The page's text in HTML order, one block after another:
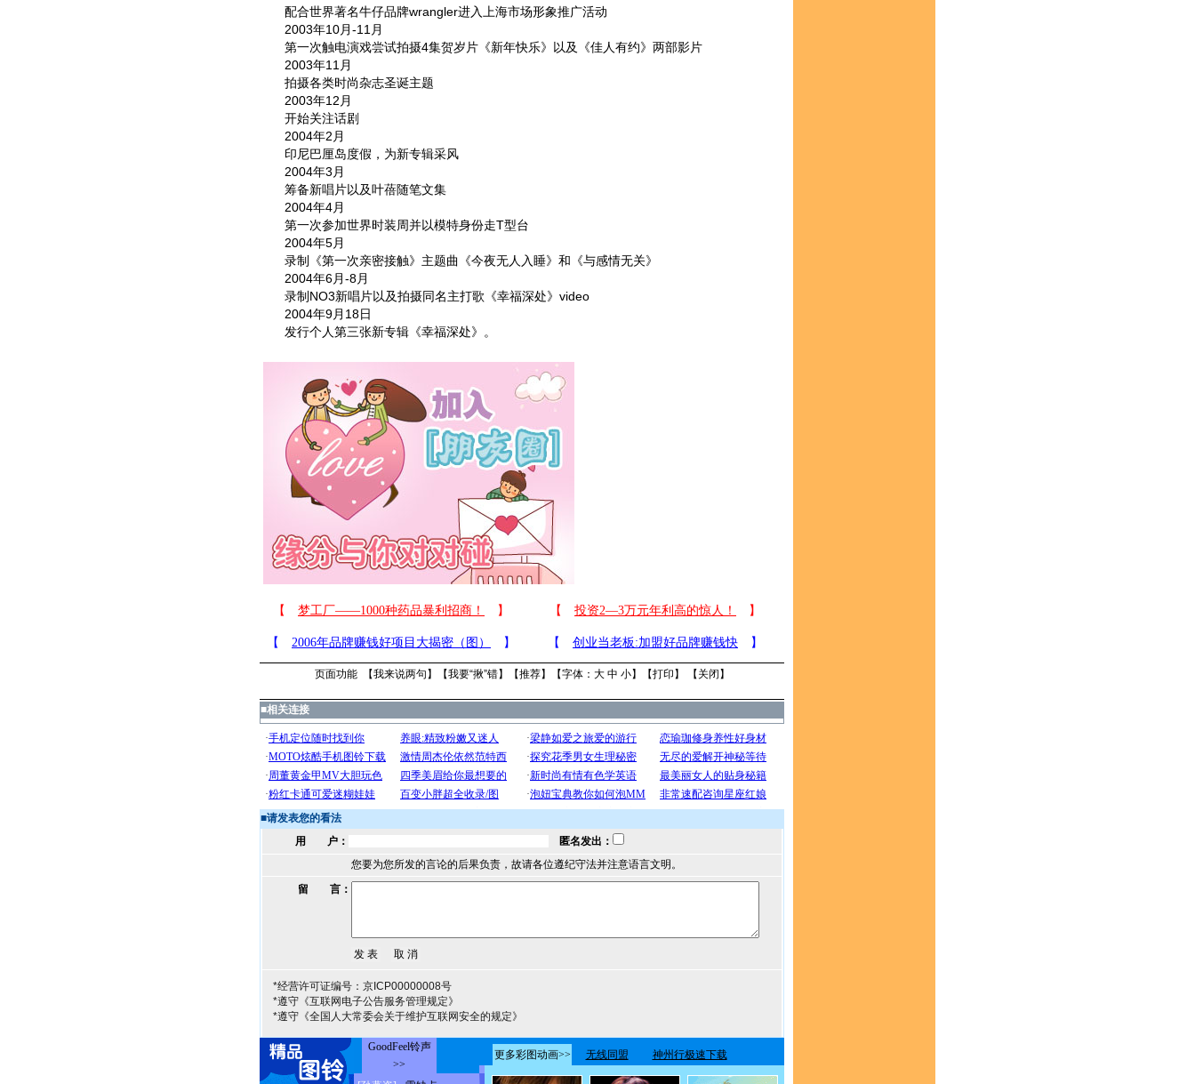
配合世界著名牛仔品牌wrangler进入上海市场形象推广活动
2003年10月-11月
第一次触电演戏尝试拍摄4集贺岁片《新年快乐》以及《佳人有约》两部影片
2003年11月
拍摄各类时尚杂志圣诞主题
2003年12月
开始关注话剧
2004年2月
印尼巴厘岛度假，为新专辑采风
2004年3月
筹备新唱片以及叶蓓随笔文集
2004年4月
第一次参加世界时装周并以模特身份走T型台
2004年5月
录制《第一次亲密接触》主题曲《今夜无人入睡》和《与感情无关》
2004年6月-8月
录制NO3新唱片以及拍摄同名主打歌《幸福深处》video
2004年9月18日
发行个人第三张新专辑《幸福深处》。
页面功能 【我来说两句 】【我要“揪”错】【推荐】【字体： 大 中 小】【打印 】 【 关闭 】
■相关连接
■请发表您的看法
用 户：
匿名发出：
您要为您所发的言论的后果负责，故请各位遵纪守法并注意语言文明。
留 言：
*经营许可证编号：京ICP00000008号
*遵守《互联网电子公告服务管理规定》
*遵守《全国人大常委会关于维护互联网安全的规定》